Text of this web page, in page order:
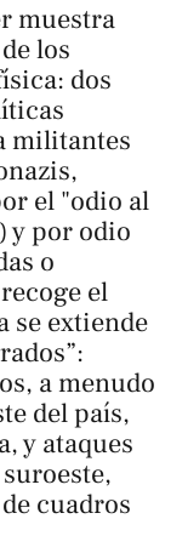
muestra
los
dos
militantes
el "odio al
y por odio
o
el
se extiende
a menudo
del país,
y ataques
cuadros